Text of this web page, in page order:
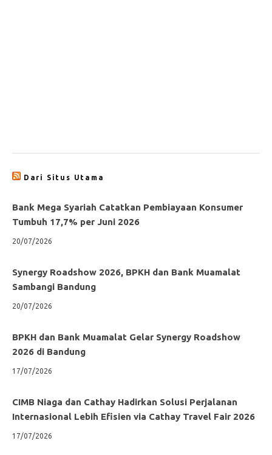
Dari Situs Utama
Bank Mega Syariah Catatkan Pembiayaan Konsumer
Tumbuh 17,7% per Juni 2026
20/07/2026
Synergy Roadshow 2026, BPKH dan Bank Muamalat
Sambangi Bandung
20/07/2026
BPKH dan Bank Muamalat Gelar Synergy Roadshow
2026 di Bandung
17/07/2026
CIMB Niaga dan Cathay Hadirkan Solusi Perjalanan
Internasional Lebih Efisien via Cathay Travel Fair 2026
17/07/2026